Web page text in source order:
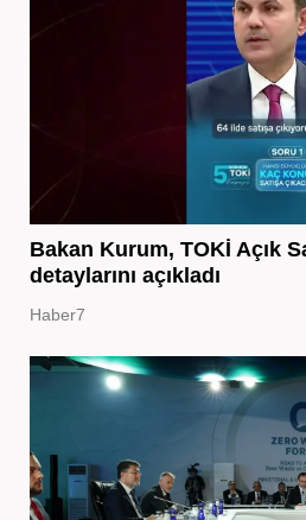
Bakan Kurum, TOKİ Açık
detaylarını açıkladı
Haber7